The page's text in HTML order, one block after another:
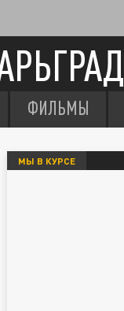
ФИЛЬМЫ
МЫ В КУРСЕ